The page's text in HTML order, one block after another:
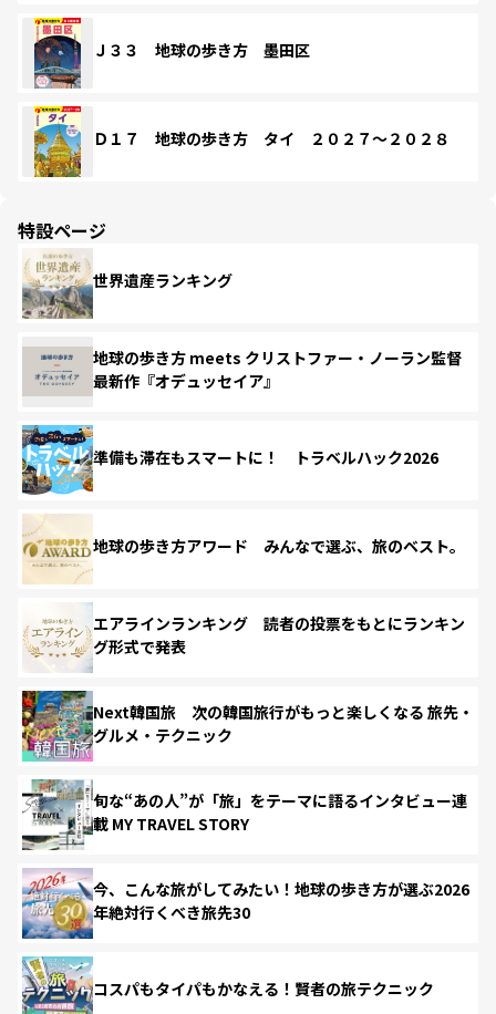
Ｊ３３ 地球の歩き方 墨田区
Ｄ１７ 地球の歩き方 タイ ２０２７～２０２８
特設ページ
世界遺産ランキング
地球の歩き方 meets クリストファー・ノーラン監督
最新作『オデュッセイア』
準備も滞在もスマートに！ トラベルハック2026
地球の歩き方アワード みんなで選ぶ、旅のベスト。
エアラインランキング 読者の投票をもとにランキン
グ形式で発表
Next韓国旅 次の韓国旅行がもっと楽しくなる 旅先・
グルメ・テクニック
旬な“あの人”が「旅」をテーマに語るインタビュー連
載 MY TRAVEL STORY
今、こんな旅がしてみたい！地球の歩き方が選ぶ2026
年絶対行くべき旅先30
コスパもタイパもかなえる！賢者の旅テクニック